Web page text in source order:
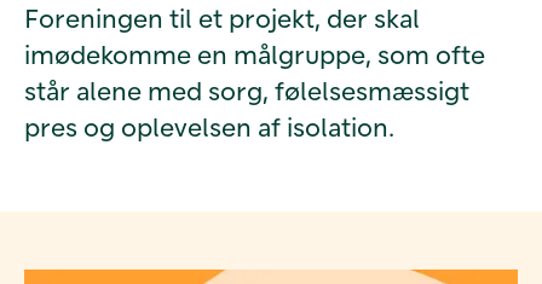
Foreningen til et projekt, der skal
imødekomme en målgruppe, som ofte
står alene med sorg, følelsesmæssigt
pres og oplevelsen af isolation.